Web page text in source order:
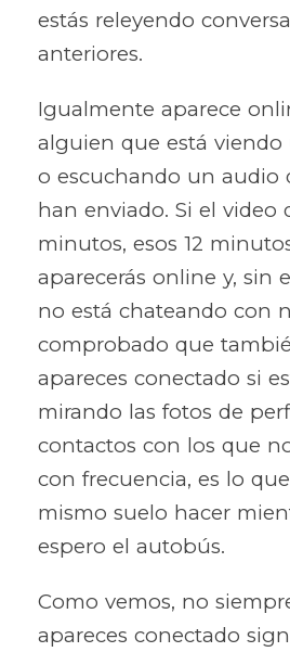
estás releyendo
anteriores.
Igualmente aparece
alguien que está viendo
o escuchando un audio
han enviado. Si el video
minutos, esos 12
aparecerás online y, sin
no está chateando con
comprobado que
apareces conectado si
mirando las fotos de
contactos con los que
con frecuencia, es lo
mismo suelo hacer
espero el autobús.
Como vemos, no
apareces conectado